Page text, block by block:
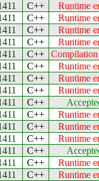
C++
Runtime
C++
Runtime
C++
Runtime
C++
Runtime
C++
C++
Runtime
C++
Runtime
C++
Runtime
C++
C++
Runtime
C++
Runtime
C++
Runtime
C++
C++
Runtime
C++
Runtime